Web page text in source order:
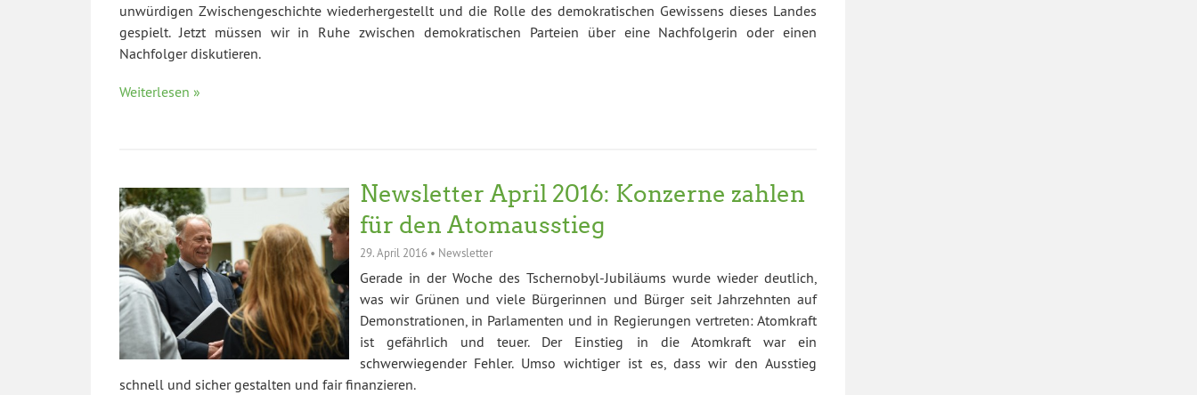
unwürdigen Zwischengeschichte wiederhergestellt und die Rolle des demokratischen Gewissens dieses Landes
gespielt. Jetzt müssen wir in Ruhe zwischen demokratischen Parteien über eine Nachfolgerin oder einen
Nachfolger diskutieren.
Weiterlesen »
Newsletter April 2016: Konzerne zahlen
für den Atomausstieg
29. April 2016• Newsletter
Gerade in der Woche des Tschernobyl-Jubiläums wurde wieder deutlich,
was wir Grünen und viele Bürgerinnen und Bürger seit Jahrzehnten auf
Demonstrationen, in Parlamenten und in Regierungen vertreten: Atomkraft
ist gefährlich und teuer. Der Einstieg in die Atomkraft war ein
schwerwiegender Fehler. Umso wichtiger ist es, dass wir den Ausstieg
schnell und sicher gestalten und fair finanzieren.